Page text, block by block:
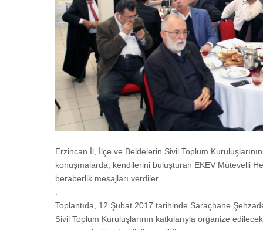
Erzincan İl, İlçe ve Beldelerin Sivil Toplum
konuşmalarda, kendilerini buluşturan EKEV Mütevelli
beraberlik mesajları verdiler.
.
Toplantıda, 12 Şubat 2017 tarihinde Saraçhane
Sivil Toplum Kuruluşlarının katkılarıyla organize